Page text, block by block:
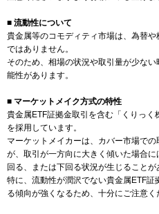
■ 流動性について
貴金属等のコモディティ市場は、為替
ではありません。
そのため、相場の状況や取引量が少な
能性があります。
■ マーケットメイク方式の特性
貴金属ETF証拠金取引を含む「くりっ
を採用しています。
マーケットメイカーは、カバー市場で
が、取引が一方向に大きく傾いた場合
回る、または下回る状況が生じることが
特に、流動性が潤沢でない貴金属ETF
る傾向が強くなるため、十分にご注意く